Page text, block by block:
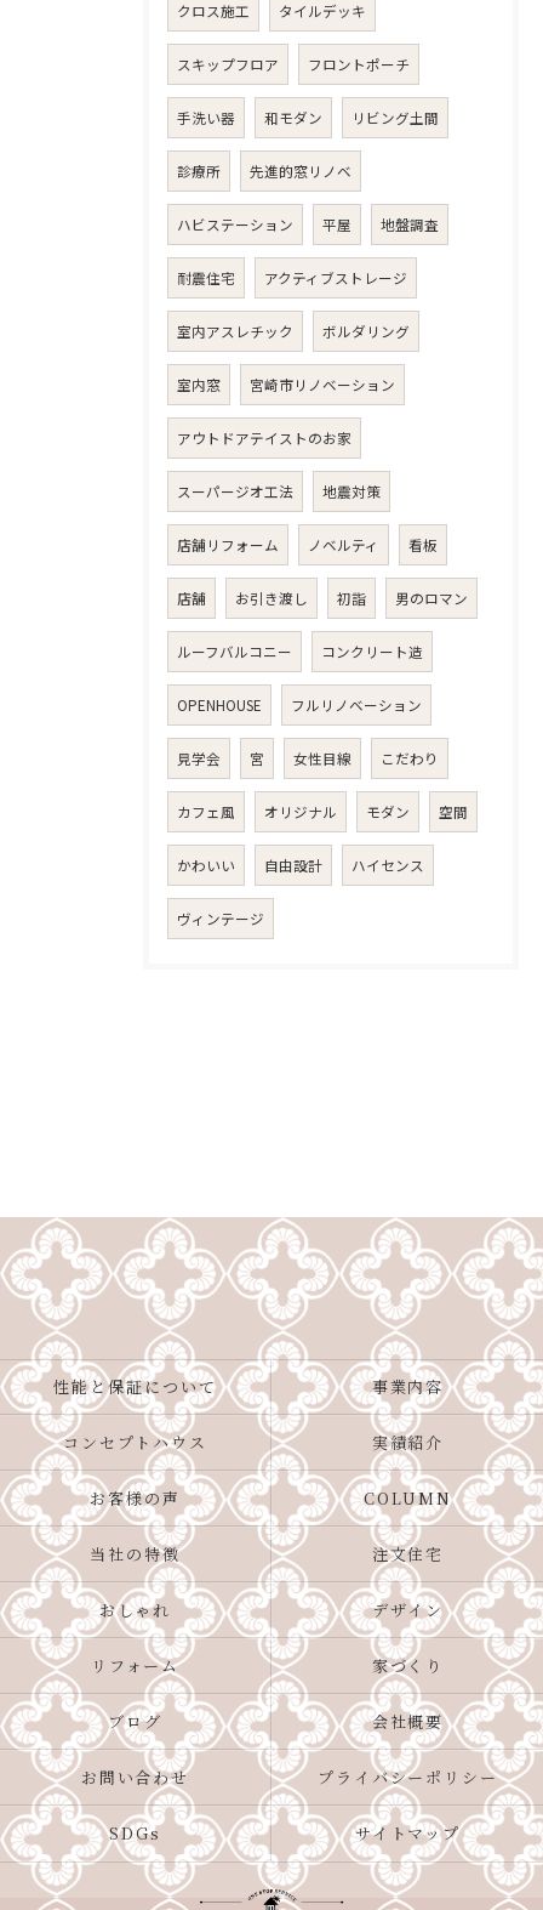
クロス施工 タイルデッキ
スキップフロア フロントポーチ
手洗い器 和モダン リビング土間
診療所 先進的窓リノベ
ハビステーション 平屋 地盤調査
耐震住宅 アクティブストレージ
室内アスレチック ボルダリング
室内窓 宮崎市リノベーション
アウトドアテイストのお家
スーパージオ工法 地震対策
店舗リフォーム ノベルティ 看板
店舗 お引き渡し 初詣 男のロマン
ルーフバルコニー コンクリート造
OPENHOUSE フルリノベーション
見学会 宮 女性目線 こだわり
カフェ風 オリジナル モダン 空間
かわいい 自由設計 ハイセンス
ヴィンテージ
性能と保証について 事業内容
コンセプトハウス 実績紹介
お客様の声 COLUMN
当社の特徴 注文住宅
おしゃれ デザイン
リフォーム 家づくり
ブログ 会社概要
お問い合わせ プライバシーポリシー
SDGs サイトマップ